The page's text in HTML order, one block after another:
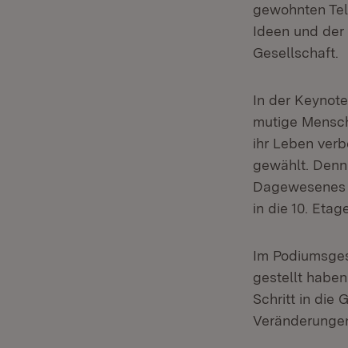
gewohnten
Ideen und
Gesellschaft.
In der
mutige
ihr Leben
gewählt.
in die 10.
Im
gestellt
Schritt in die